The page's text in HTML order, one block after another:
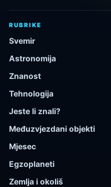
RUBRIKE
Svemir
Astronomija
Znanost
Tehnologija
Jeste li znali?
Međuzvjezdani objekti
Mjesec
Egzoplaneti
Zemlja i okoliš